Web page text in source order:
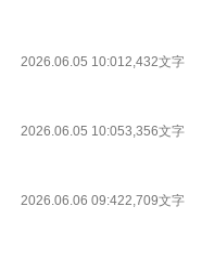
2026.06.05 10:012,432文字
2026.06.05 10:053,356文字
2026.06.06 09:422,709文字